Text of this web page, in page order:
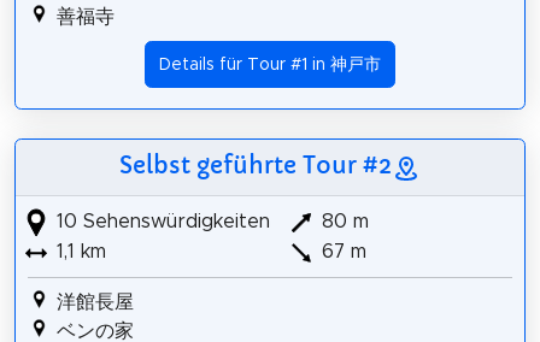
善福寺
Details für Tour #1 in 神戸市
Selbst geführte Tour #2
10 Sehenswürdigkeiten
1,1 km
80 m
67 m
洋館長屋
ベンの家